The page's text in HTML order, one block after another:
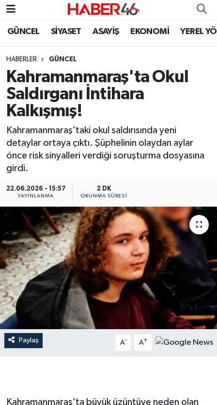
GÜNCEL SİYASET ASAYİŞ EKONOMİ YEREL
HABERLER GÜNCEL
Kahramanmaraş'ta Okul
Saldırganı İntihara
Kalkışmış!
Kahramanmaraş'taki okul saldırısında yeni
detaylar ortaya çıktı. Şüphelinin olaydan aylar
önce risk sinyalleri verdiği soruşturma dosyasına
girdi.
22.06.2026 - 15:57
YAYINLANMA
2 DK
OKUNMA SÜRESI
Paylaş A- A+
Kahramanmaraş'ta büyük üzüntüye neden olan
GÜNCEL
SİYASET
EKONOMİ
SPOR
YAŞAM
TEKNOLOJİ
SAĞLIK
EĞİTİM
İLÇE HABERLERİ
KÜLTÜR-SANAT
KSÜ
ROPORTAJ
Nöbetçi Eczaneler
Hava Durumu
Kahramanmaraş Namaz Vakitleri
Trafik Durumu
Süper Lig Puan Durumu ve Fikstür
Tüm Manşetler
Son Dakika Haberleri
Haber Arşivi